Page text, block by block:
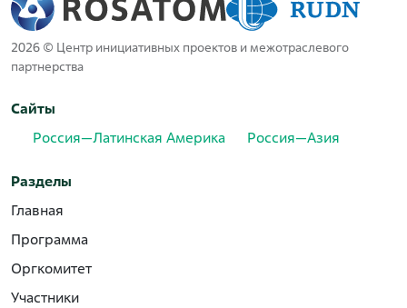
2026 © Центр инициативных проектов и межотраслевого
партнерства
Сайты
Россия—Латинская Америка
Россия—Азия
Разделы
Главная
Программа
Оргкомитет
Участники